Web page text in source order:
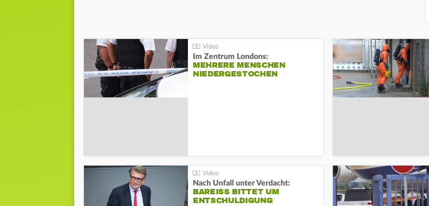
Im Zentrum Londons:
MEHRERE MENSCHEN
NIEDERGESTOCHEN
Nach Unfall unter Verdacht:
BAREISS BITTET UM E
NTSCHULDIGUNG